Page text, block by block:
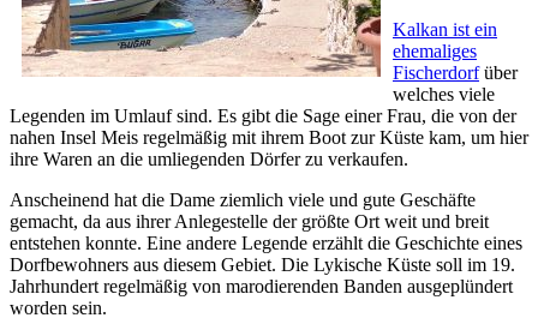
Kalkan ist ein
ehemaliges
Fischerdorfüber
welches viele
Legenden im Umlauf sind. Es gibt die Sage einer Frau, die von der
nahen Insel Meis regelmäßig mit ihrem Boot zur Küste kam, um hier
ihre Waren an die umliegenden Dörfer zu verkaufen.
Anscheinend hat die Dame ziemlich viele und gute Geschäfte
gemacht, da aus ihrer Anlegestelle der größte Ort weit und breit
entstehen konnte. Eine andere Legende erzählt die Geschichte eines
Dorfbewohners aus diesem Gebiet. Die Lykische Küste soll im 19.
Jahrhundert regelmäßig von marodierenden Banden ausgeplündert
worden sein.